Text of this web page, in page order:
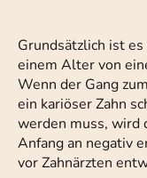
Grundsätzlich ist
einem Alter von
Wenn der Gang
ein kariöser Zahn
werden muss, wird
Anfang an negativ
vor Zahnärzten